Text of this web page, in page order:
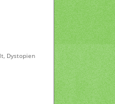
Dystopien